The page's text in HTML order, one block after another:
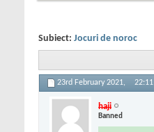
Subiect: Jocuri de noroc
23rd February 2021, 22:11
haji
Banned